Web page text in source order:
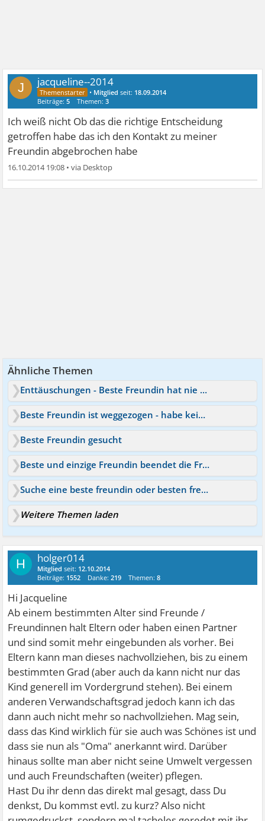
J jacqueline--2014
• Mitglied seit: 18.09.2014
Beiträge:5 Themen:3
Ich weiß nicht Ob das die richtige Entscheidung
getroffen habe das ich den Kontakt zu meiner
Freundin abgebrochen habe
16.10.2014 19:08 •
Ähnliche Themen
Enttäuschungen - Beste Freundin hat nie zeit für mich
Beste Freundin ist weggezogen - habe keine Freunde mehr
Beste Freundin gesucht
Beste und einzige Freundin beendet die Freundschaft
Suche eine beste freundin oder besten freund
Weitere Themen laden
H holger014
Mitglied seit: 12.10.2014
Beiträge: 1552 Danke:219 Themen:8
Hi Jacqueline
Ab einem bestimmten Alter sind Freunde /
Freundinnen halt Eltern oder haben einen Partner
und sind somit mehr eingebunden als vorher. Bei
Eltern kann man dieses nachvollziehen, bis zu einem
bestimmten Grad (aber auch da kann nicht nur das
Kind generell im Vordergrund stehen). Bei einem
anderen Verwandschaftsgrad jedoch kann ich das
dann auch nicht mehr so nachvollziehen. Mag sein,
dass das Kind wirklich für sie auch was Schönes ist und
dass sie nun als "Oma" anerkannt wird. Darüber
hinaus sollte man aber nicht seine Umwelt vergessen
und auch Freundschaften (weiter) pflegen.
Hast Du ihr denn das direkt mal gesagt, dass Du
denkst, Du kommst evtl. zu kurz? Also nicht